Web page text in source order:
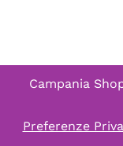
Campania
Preferenze